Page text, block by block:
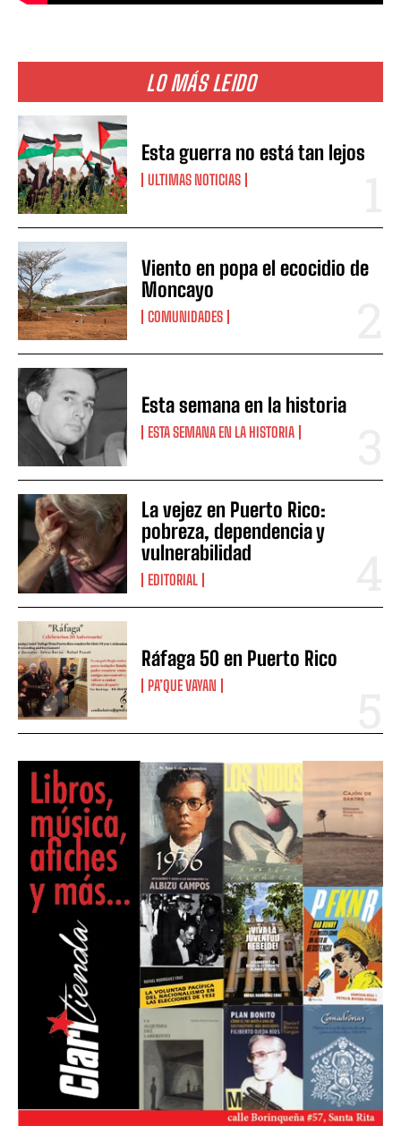
LO MÁS LEIDO
Esta guerra no está tan lejos
ULTIMAS NOTICIAS
Viento en popa el ecocidio de
Moncayo
COMUNIDADES
Esta semana en la historia
ESTA SEMANA EN LA HISTORIA
La vejez en Puerto Rico:
pobreza, dependencia y
vulnerabilidad
EDITORIAL
Ráfaga 50 en Puerto Rico
PA’QUE VAYAN